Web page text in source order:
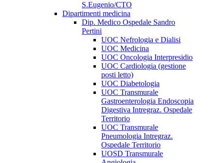
S.Eugenio/CTO
Dipartimenti medicina
Dip. Medico Ospedale Sandro
Pertini
UOC Nefrologia e Dialisi
UOC Medicina
UOC Oncologia Interpresidio
UOC Cardiologia (gestione
posti letto)
UOC Diabetologia
UOC Transmurale
Gastroenterologia Endoscopia
Digestiva Intregraz. Ospedale
Territorio
UOC Transmurale
Pneumologia Intregraz.
Ospedale Territorio
UOSD Transmurale